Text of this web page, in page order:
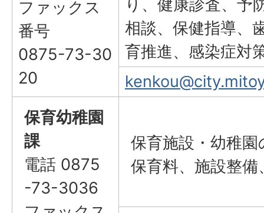
ファックス
番号
0875-73-30
20
り、健康診査、予
相談、保健指導、
育推進、感染症対
保育幼稚園
課
電話 0875
-73-3036
保育施設・幼稚園
保育料、施設整備